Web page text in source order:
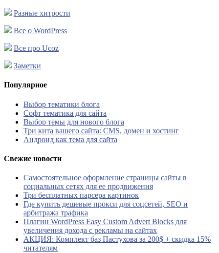
Разные хитрости
Все о WordPress
Все про Ucoz
Заметки
Популярное
Выбор тематики блога
Софт тематика для сайта
Выбор темы для нового блога
Три кита вашего сайта: CMS, домен и хостинг
Андроид как тема для сайта
Свежие новости
Самостоятельное оформление страницы сайты в
социальных сетях для ее продвижения
Три бесплатных парсера картинок
Где купить дешевые прокси для соцсетей, SEO и
арбитража трафика
Плагин WordPress Easy Custom Advert Blocks для
увеличения дохода с рекламы на сайтах
АКЦИЯ: Комплект баз Пастухова за 200$ + скидка 15%
читателям